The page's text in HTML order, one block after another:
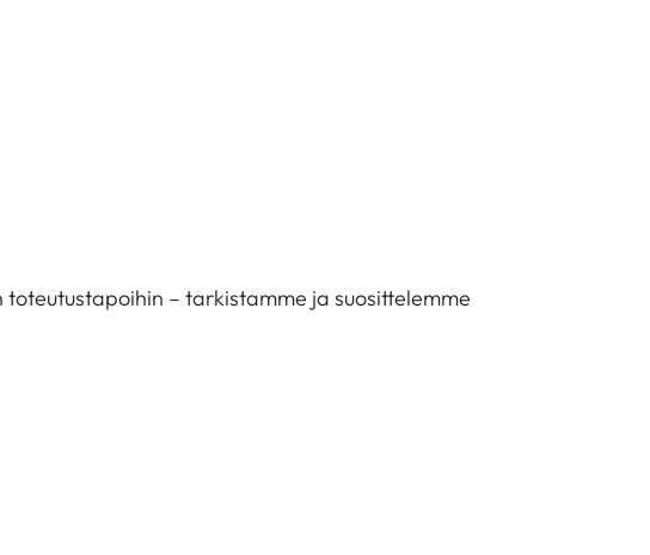
– tarkistamme ja suosittelemme